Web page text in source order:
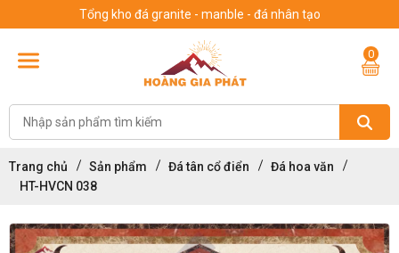
Tổng kho đá granite - manble - đá nhân tạo
0
Trang chủ Sản phẩm Đá tân cổ điển
Đá hoa văn
HT-HVCN 038